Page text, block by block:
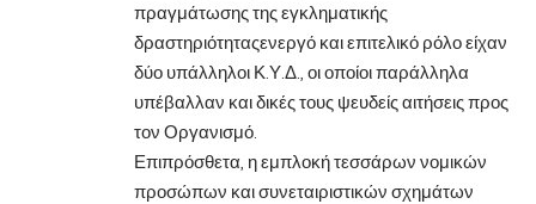
πραγμάτωσης της εγκληματικής
δραστηριότηταςενεργό και επιτελικό ρόλο είχαν
δύο υπάλληλοι Κ.Υ.Δ., οι οποίοι παράλληλα
υπέβαλλαν και δικές τους ψευδείς αιτήσεις προς
τον Οργανισμό.
Επιπρόσθετα, η εμπλοκή τεσσάρων νομικών
προσώπων και συνεταιριστικών σχημάτων